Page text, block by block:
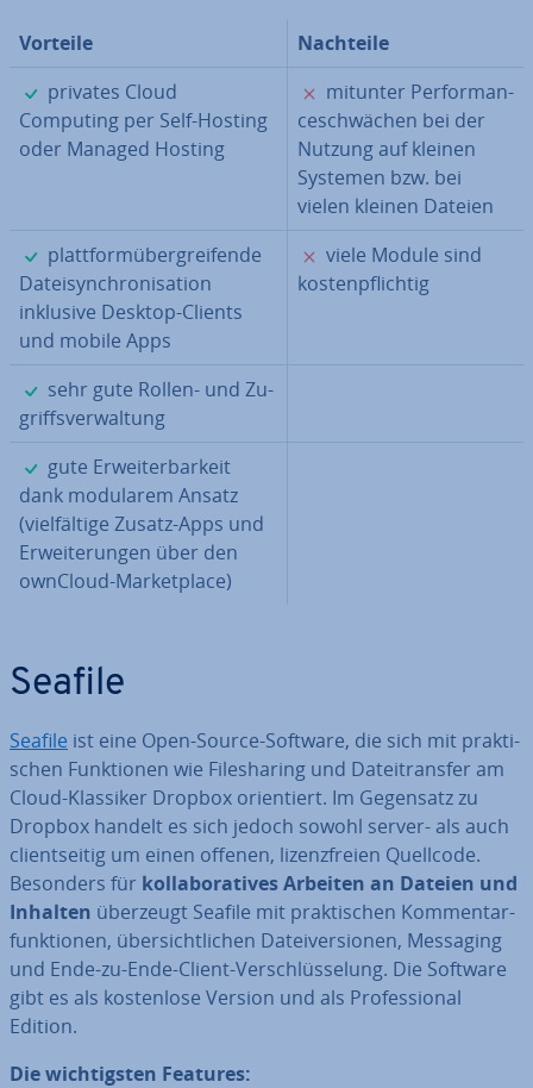
Vorteile
Nachteile
✓
privates Cloud
Computing per Self-Hosting
oder Managed Hosting
✗
mitunter Per­for­man­
ce­schwä­chen bei der
Nutzung auf kleinen
Systemen bzw. bei
vielen kleinen Dateien
✓
platt­form­über­grei­fen­de
Da­tei­syn­chro­ni­sa­ti­on
inklusive Desktop-Clients
und mobile Apps
✗
viele Module sind
kos­ten­pflich­tig
✓
sehr gute Rollen- und Zu­
griffs­ver­wal­tung
✓
gute Er­wei­ter­bar­keit
dank modularem Ansatz
(viel­fäl­ti­ge Zusatz-Apps und
Er­wei­te­run­gen über den
ownCloud-Mar­ket­place)
Seafile
Seafile ist eine Open-Source-Software, die sich mit prak­ti­
schen Funk­tio­nen wie File­sha­ring und Da­tei­trans­fer am
Cloud-Klassiker Dropbox ori­en­tiert. Im Gegensatz zu
Dropbox handelt es sich jedoch sowohl server- als auch
cli­ent­sei­tig um einen offenen, li­zenz­frei­en Quellcode.
Besonders für kol­la­bo­ra­ti­ves Arbeiten an Dateien und
Inhalten überzeugt Seafile mit prak­ti­schen Kom­men­tar­
funk­tio­nen, über­sicht­li­chen Da­tei­ver­sio­nen, Messaging
und Ende-zu-Ende-Client-Ver­schlüs­se­lung. Die Software
gibt es als kos­ten­lo­se Version und als Pro­fes­sio­nal
Edition.
Die wich­tigs­ten Features: